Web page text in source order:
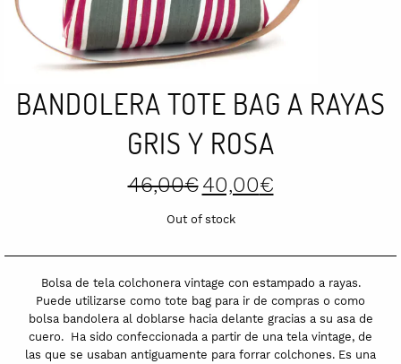
BANDOLERA TOTE BAG A RAYAS
GRIS Y ROSA
46,00€
Original
price
40,00€price
Out of stock
Bolsa de tela colchonera vintage con estampado a rayas.
Puede utilizarse como tote bag para ir de compras o como
bolsa bandolera al doblarse hacia delante gracias a su asa de
cuero. Ha sido confeccionada a partir de una tela vintage, de
las que se usaban antiguamente para forrar colchones. Es una